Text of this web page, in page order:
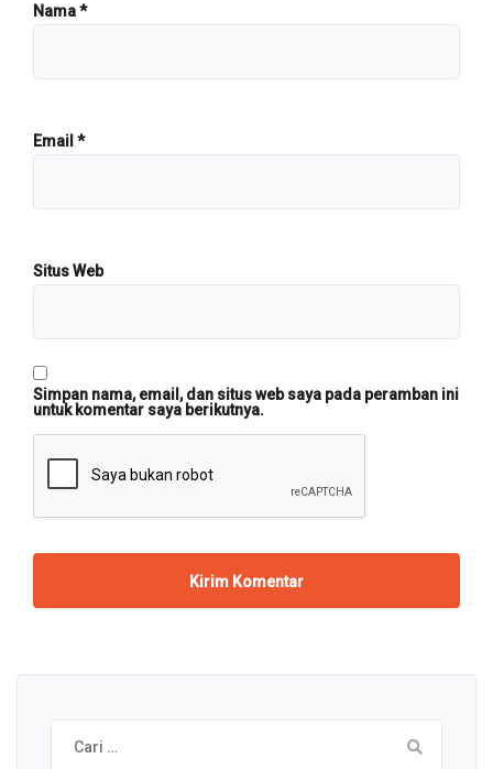
Nama*
Email *
Situs Web
Simpan nama, email, dan situs web saya pada peramban ini
untuk komentar saya berikutnya.
Cari
untuk: